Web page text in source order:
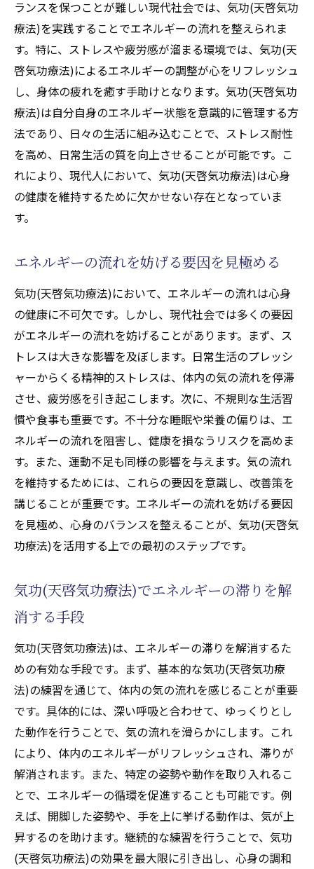
ランスを保つことが難しい現代社会では、気功(天啓気功
療法)を実践することでエネルギーの流れを整えられま
す。特に、ストレスや疲労感が溜まる環境では、気功(天
啓気功療法)によるエネルギーの調整が心をリフレッシュ
し、身体の疲れを癒す手助けとなります。気功(天啓気功
療法)は自分自身のエネルギー状態を意識的に管理する方
法であり、日々の生活に組み込むことで、ストレス耐性
を高め、日常生活の質を向上させることが可能です。こ
れにより、現代人において、気功(天啓気功療法)は心身
の健康を維持するために欠かせない存在となっていま
す。
エネルギーの流れを妨げる要因を見極める
気功(天啓気功療法)において、エネルギーの流れは心身
の健康に不可欠です。しかし、現代社会では多くの要因
がエネルギーの流れを妨げることがあります。まず、ス
トレスは大きな影響を及ぼします。日常生活のプレッシ
ャーからくる精神的ストレスは、体内の気の流れを停滞
させ、疲労感を引き起こします。次に、不規則な生活習
慣や食事も重要です。不十分な睡眠や栄養の偏りは、エ
ネルギーの流れを阻害し、健康を損なうリスクを高めま
す。また、運動不足も同様の影響を与えます。気の流れ
を維持するためには、これらの要因を意識し、改善策を
講じることが重要です。エネルギーの流れを妨げる要因
を見極め、心身のバランスを整えることが、気功(天啓気
功療法)を活用する上での最初のステップです。
気功(天啓気功療法)でエネルギーの滞りを解
消する手段
気功(天啓気功療法)は、エネルギーの滞りを解消するた
めの有効な手段です。まず、基本的な気功(天啓気功療
法)の練習を通じて、体内の気の流れを感じることが重要
です。具体的には、深い呼吸と合わせて、ゆっくりとし
た動作を行うことで、気の流れを滑らかにします。これ
により、体内のエネルギーがリフレッシュされ、滞りが
解消されます。また、特定の姿勢や動作を取り入れるこ
とで、エネルギーの循環を促進することも可能です。例
えば、開脚した姿勢や、手を上に挙げる動作は、気が上
昇するのを助けます。継続的な練習を行うことで、気功
(天啓気功療法)の効果を最大限に引き出し、心身の調和